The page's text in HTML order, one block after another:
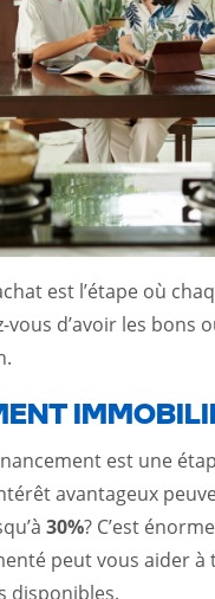
est l’étape où
vous d’avoir les bons
est une
avantageux
30%? C’est
peut vous aider à
disponibles.